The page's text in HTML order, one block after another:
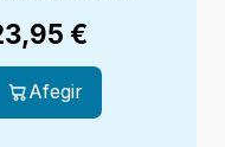
€
Afegir